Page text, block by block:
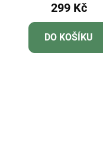
299 Kč
DO KOŠÍKU